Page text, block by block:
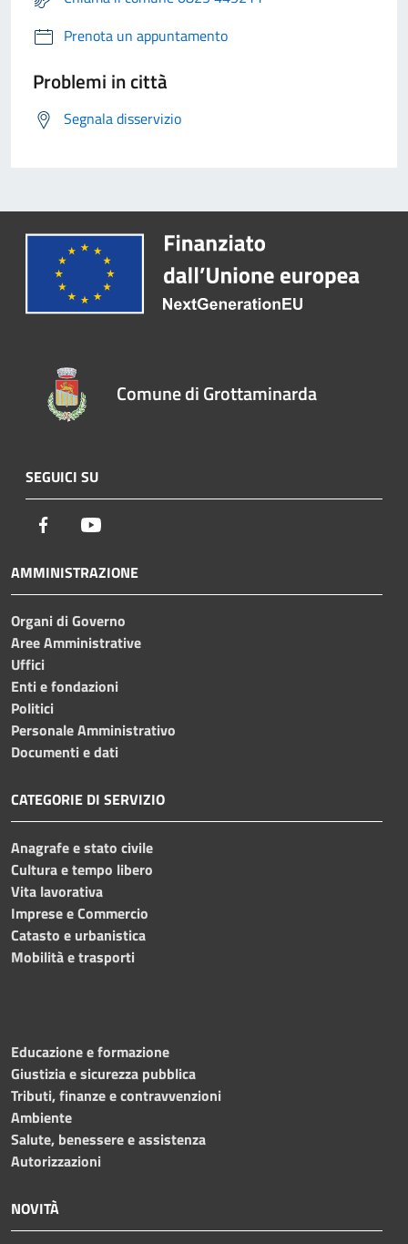
Prenota un appuntamento
Problemi in città
Segnala disservizio
Comune di Grottaminarda
SEGUICI SU
Facebook
AMMINISTRAZIONE
Organi di Governo
Aree Amministrative
Uffici
Enti e fondazioni
Politici
Personale Amministrativo
Documenti e dati
CATEGORIE DI SERVIZIO
Anagrafe e stato civile
Cultura e tempo libero
Vita lavorativa
Imprese e Commercio
Catasto e urbanistica
Mobilità e trasporti
Educazione e formazione
Giustizia e sicurezza pubblica
Tributi, finanze e contravvenzioni
Ambiente
Salute, benessere e assistenza
Autorizzazioni
NOVITÀ